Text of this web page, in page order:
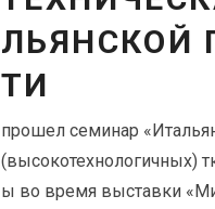
ЛЬЯНСКОЙ
ТИ
прошел семинар
(высокотехнологичных)
ы во время выставки